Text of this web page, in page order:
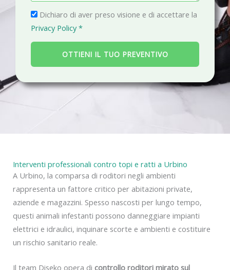
g
g
i
P
r
i
a
c
Dichiaro di aver preso visione e di accettare la
Privacy Policy *
OTTIENI IL TUO PREVENTIVO
Interventi professionali contro topi e ratti a Urbino
A Urbino, la comparsa di roditori negli ambienti
rappresenta un fattore critico per abitazioni private,
aziende e magazzini. Spesso nascosti per lungo tempo,
questi animali infestanti possono danneggiare impianti
elettrici e idraulici, inquinare scorte e ambienti e costituire
un rischio sanitario reale.
Il team Diseko opera di controllo roditori mirato sul